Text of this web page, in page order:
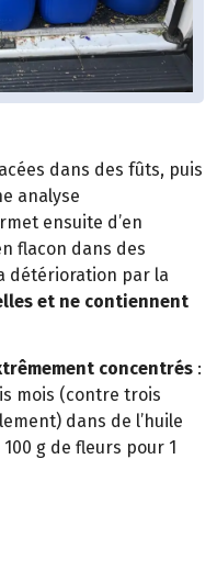
dans des fûts, puis
analyse
ensuite d’en
flacon dans des
détérioration par la
et ne contiennent
concentrés :
mois (contre trois
dans de l’huile
g de fleurs pour 1